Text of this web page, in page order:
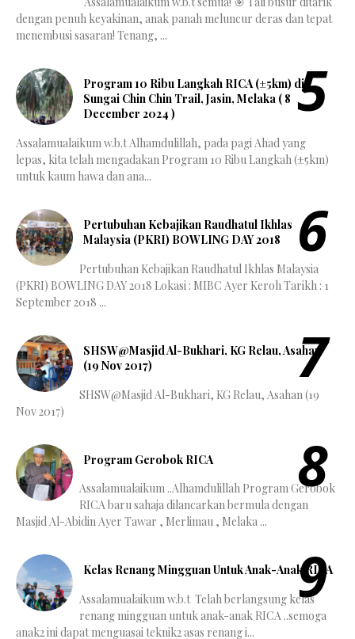
dengan penuh keyakinan, anak panah meluncur deras dan tepat
menembusi sasaran! Tenang, ...
Program 10 Ribu Langkah RICA (±5km) di
Sungai Chin Chin Trail, Jasin, Melaka ( 8
December 2024 )
Assalamualaikum w.b.t Alhamdulillah, pada pagi Ahad yang
lepas, kita telah mengadakan Program 10 Ribu Langkah (±5km)
untuk kaum hawa dan ana...
Pertubuhan Kebajikan Raudhatul Ikhlas
Malaysia (PKRI) BOWLING DAY 2018
Pertubuhan Kebajikan Raudhatul Ikhlas Malaysia
(PKRI) BOWLING DAY 2018 Lokasi : MIBC Ayer Keroh Tarikh : 1
September 2018 ...
SHSW@Masjid Al-Bukhari, KG Relau, Asahan
(19 Nov 2017)
SHSW@Masjid Al-Bukhari, KG Relau, Asahan (19
Nov 2017)
Program Gerobok RICA
Assalamualaikum ..Alhamdulillah Program Gerobok
RICA baru sahaja dilancarkan bermula dengan
Masjid Al-Abidin Ayer Tawar , Merlimau , Melaka ...
Kelas Renang Mingguan Untuk Anak-Anak RICA
Assalamualaikum w.b.t Telah berlangsung kelas
renang mingguan untuk anak-anak RICA ..semoga
anak2 ini dapat menguasai teknik2 asas renang i...